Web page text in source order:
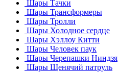
Шары Тачки
Шары Трансформеры
Шары Тролли
Шары Холодное сердце
Шары Хэллоу Китти
Шары Человек паук
Шары Черепашки Ниндзя
Шары Щенячий патруль